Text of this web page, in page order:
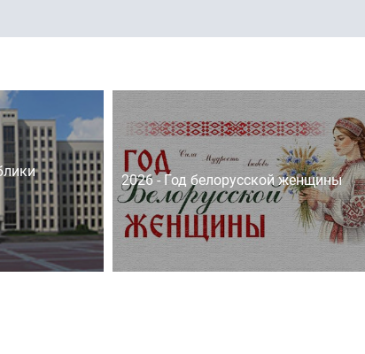
2026 - Год белорусской женщины